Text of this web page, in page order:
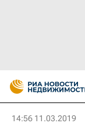
14:56 11.03.2019